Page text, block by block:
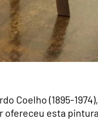
Coelho (1895-
esta